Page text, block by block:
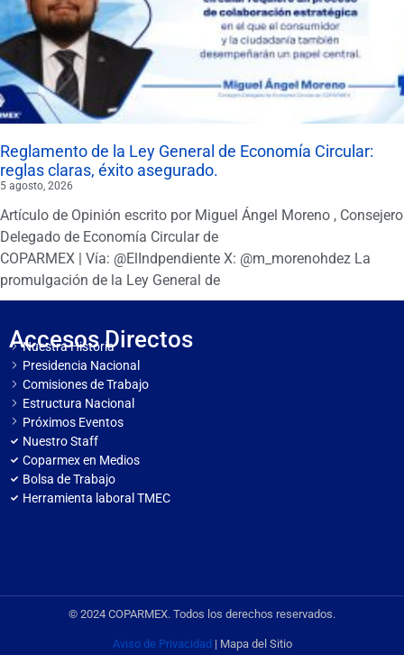
Reglamento de la Ley General de Economía Circular:
reglas claras, éxito asegurado.
5 agosto, 2026
Artículo de Opinión escrito por Miguel Ángel Moreno , Consejero
Delegado de Economía Circular de
COPARMEX | Vía: @ElIndpendiente X: @m_morenohdez La
promulgación de la Ley General de
Accesos Directos
Nuestra Historia
Presidencia Nacional
Comisiones de Trabajo
Estructura Nacional
Próximos Eventos
Nuestro Staff
Coparmex en Medios
Bolsa de Trabajo
Herramienta laboral TMEC
© 2024 COPARMEX. Todos los derechos reservados.
Aviso de Privacidad| Mapa del Sitio